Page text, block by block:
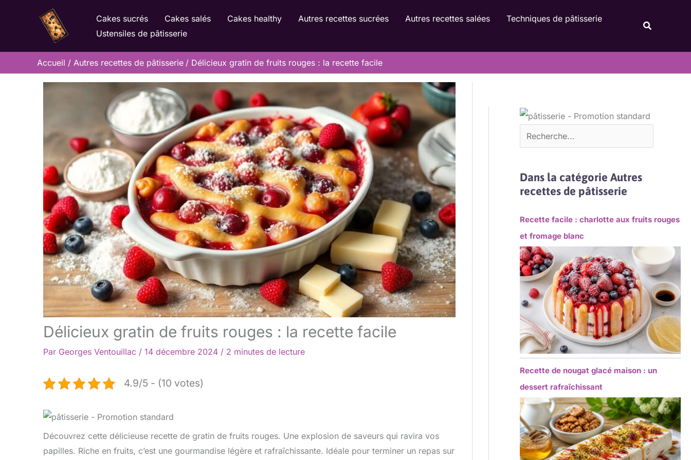
Cakes sucrés Cakes salés Cakes healthy Autres recettes sucrées Autres recettes salées
Techniques de pâtisserie
Ustensiles de pâtisserie
Accueil Autres recettes de pâtisserie Délicieux gratin de fruits rouges : la recette facile
Délicieux gratin de fruits rouges : la recette facile
Par Georges Ventouillac / 14 décembre 2024 / 2 minutes de lecture
4.9/5 - (10 votes)
Découvrez cette délicieuse recette de gratin de fruits rouges. Une explosion de saveurs qui ravira vos
papilles. Riche en fruits, c’est une gourmandise légère et rafraîchissante. Idéale pour terminer un repas sur
Dans la catégorie Autres
recettes de pâtisserie
Recette facile : charlotte aux fruits rouges
et fromage blanc
Recette de nougat glacé maison : un
dessert rafraîchissant